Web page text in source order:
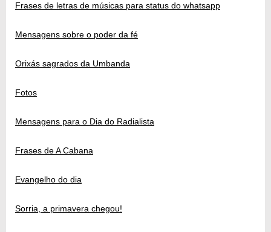
Frases de letras de músicas para status do whatsapp
Mensagens sobre o poder da fé
Orixás sagrados da Umbanda
Fotos
Mensagens para o Dia do Radialista
Frases de A Cabana
Evangelho do dia
Sorria, a primavera chegou!